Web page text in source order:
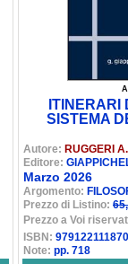
ITINERARI
SISTEMA
Autore: RUGGERI A.
Editore:
Marzo 2026
Argomento:
Prezzo di Listino:
Prezzo a Voi
ISBN:
Note: pp. 718